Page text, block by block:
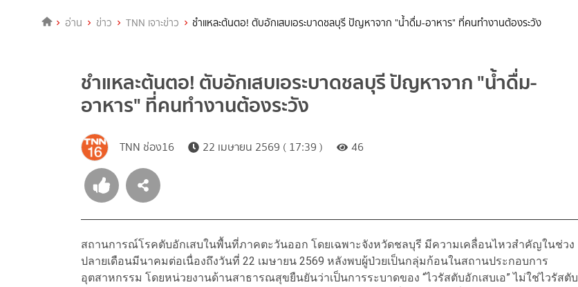
อ่าน ข่าว TNN เจาะข่าว ชำแหละต้นตอ! ตับอักเสบเอระบาดชลบุรี ปัญหาจาก "น้ำดื่ม-อาหาร" ที่คนทำงานต้องระวัง
ชำแหละต้นตอ! ตับอักเสบเอระบาดชลบุรี ปัญหาจาก "น้ำดื่ม-
อาหาร" ที่คนทำงานต้องระวัง
TNN ช่อง16 22 เมษายน 2569 ( 17:39 ) 46
สถานการณ์โรคตับอักเสบในพื้นที่ภาคตะวันออก โดยเฉพาะจังหวัดชลบุรี มีความเคลื่อนไหวสำคัญในช่วง
ปลายเดือนมีนาคมต่อเนื่องถึงวันที่ 22 เมษายน 2569 หลังพบผู้ป่วยเป็นกลุ่มก้อนในสถานประกอบการ
อุตสาหกรรม โดยหน่วยงานด้านสาธารณสุขยืนยันว่าเป็นการระบาดของ “ไวรัสตับอักเสบเอ” ไม่ใช่ไวรัสตับ